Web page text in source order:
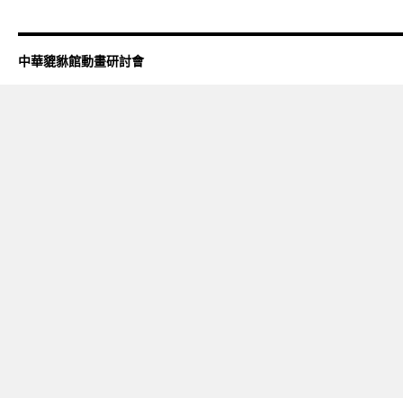
中華貔貅館動畫研討會